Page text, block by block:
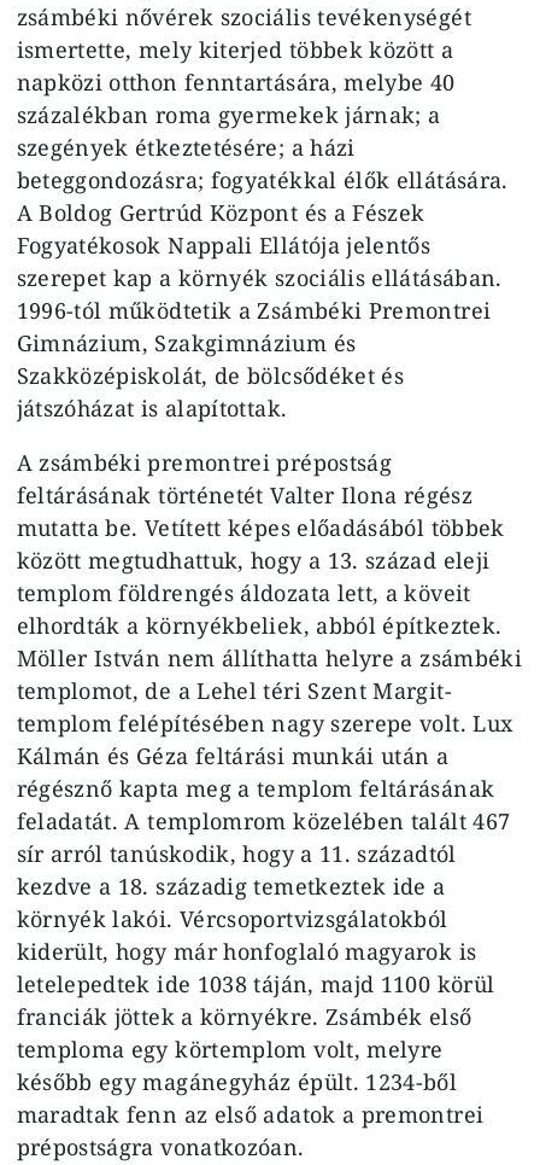
zsámbéki nővérek szociális tevékenységét
ismertette, mely kiterjed többek között a
napközi otthon fenntartására, melybe 40
százalékban roma gyermekek járnak; a
szegények étkeztetésére; a házi
beteggondozásra; fogyatékkal élők ellátására.
A Boldog Gertrúd Központ és a Fészek
Fogyatékosok Nappali Ellátója jelentős
szerepet kap a környék szociális ellátásában.
1996-tól működtetik a Zsámbéki Premontrei
Gimnázium, Szakgimnázium és
Szakközépiskolát, de bölcsődéket és
játszóházat is alapítottak.
A zsámbéki premontrei prépostság
feltárásának történetét Valter Ilona régész
mutatta be. Vetített képes előadásából többek
között megtudhattuk, hogy a 13. század eleji
templom földrengés áldozata lett, a köveit
elhordták a környékbeliek, abból építkeztek.
Möller István nem állíthatta helyre a zsámbéki
templomot, de a Lehel téri Szent Margit-
templom felépítésében nagy szerepe volt. Lux
Kálmán és Géza feltárási munkái után a
régésznő kapta meg a templom feltárásának
feladatát. A templomrom közelében talált 467
sír arról tanúskodik, hogy a 11. századtól
kezdve a 18. századig temetkeztek ide a
környék lakói. Vércsoportvizsgálatokból
kiderült, hogy már honfoglaló magyarok is
letelepedtek ide 1038 táján, majd 1100 körül
franciák jöttek a környékre. Zsámbék első
temploma egy körtemplom volt, melyre
később egy magánegyház épült. 1234-ből
maradtak fenn az első adatok a premontrei
prépostságra vonatkozóan.